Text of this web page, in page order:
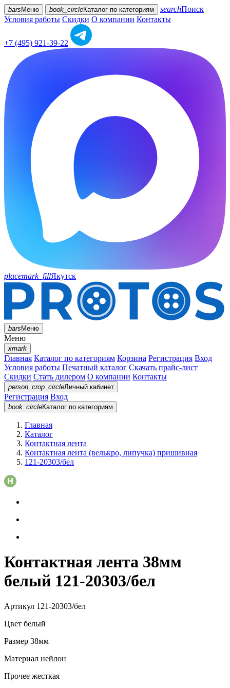
bars Меню book_circleКаталог по категориям searchПоиск
Условия работы Скидки О компании Контакты
+7 (495) 921-39-22
placemark_fillЯкутск
barsМеню
Меню
xmark
Главная Каталог по категориям Корзина Регистрация Вход
Условия работы Печатный каталог Скачать прайс-лист
Скидки Стать дилером О компании Контакты
person_crop_circleЛичный кабинет
Регистрация Вход
book_circleКаталог по категориям
Главная
Каталог
Контактная лента
Контактная лента (велькро, липучка) пришивная
121-20303/бел
Контактная лента 38мм
белый 121-20303/бел
Артикул 121-20303/бел
Цвет белый
Размер 38мм
Материал нейлон
Прочее жесткая